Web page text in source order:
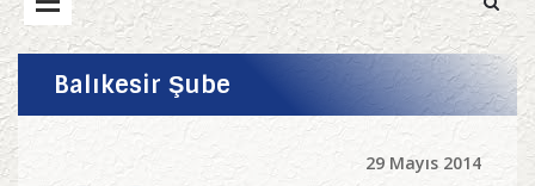
Balıkesir Şube
29 Mayıs 2014